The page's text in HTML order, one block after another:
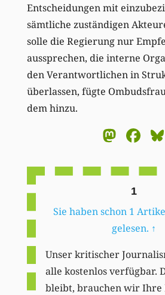
Entscheidungen mit
sämtliche zuständigen
solle die Regierung nur
aussprechen, die interne
den Verantwortlichen in
überlassen, fügte
dem hinzu.
1
Sie haben schon 1
gelesen. ↑
Unser kritischer
alle kostenlos verfügbar.
bleibt, brauchen wir Ihre